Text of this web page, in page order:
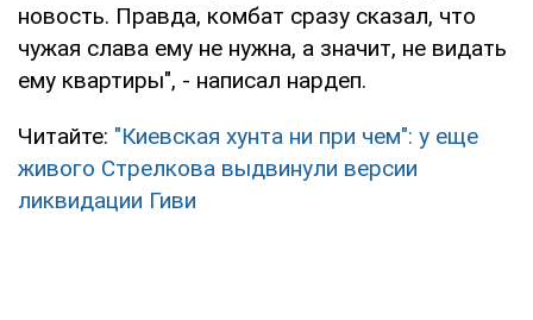
новость. Правда, комбат сразу сказал, что
чужая слава ему не нужна, а значит, не видать
ему квартиры", - написал нардеп.
Читайте: "Киевская хунта ни при чем": у еще
живого Стрелкова выдвинули версии
ликвидации Гиви